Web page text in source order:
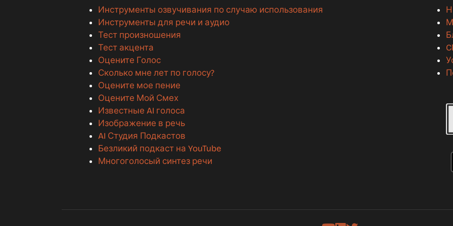
Инструменты озвучивания по случаю использования
Инструменты для речи и аудио
Тест произношения
Тест акцента
Оцените Голос
Сколько мне лет по голосу?
Оцените мое пение
Оцените Мой Смех
Известные AI голоса
Изображение в речь
AI Студия Подкастов
Безликий подкаст на YouTube
Многоголосый синтез речи